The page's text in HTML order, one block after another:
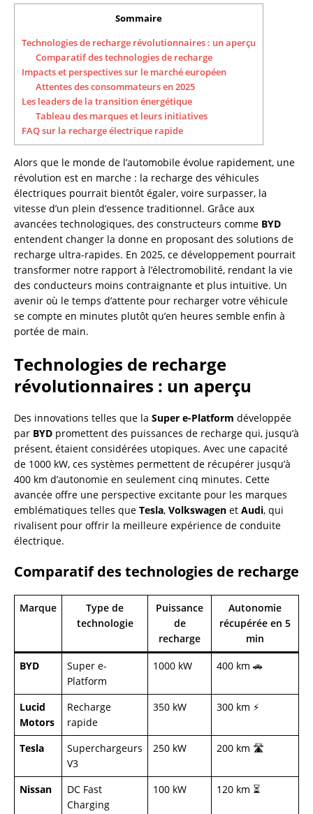
Sommaire
Technologies de recharge révolutionnaires : un aperçu
Comparatif des technologies de recharge
Impacts et perspectives sur le marché européen
Attentes des consommateurs en 2025
Les leaders de la transition énergétique
Tableau des marques et leurs initiatives
FAQ sur la recharge électrique rapide
Alors que le monde de l’automobile évolue rapidement, une
révolution est en marche : la recharge des véhicules
électriques pourrait bientôt égaler, voire surpasser, la
vitesse d’un plein d’essence traditionnel. Grâce aux
avancées technologiques, des constructeurs comme BYD
entendent changer la donne en proposant des solutions de
recharge ultra-rapides. En 2025, ce développement pourrait
transformer notre rapport à l’électromobilité, rendant la vie
des conducteurs moins contraignante et plus intuitive. Un
avenir où le temps d’attente pour recharger votre véhicule
se compte en minutes plutôt qu’en heures semble enfin à
portée de main.
Technologies de recharge
révolutionnaires : un aperçu
Des innovations telles que la Super e-Platform développée
par BYD promettent des puissances de recharge qui, jusqu’à
présent, étaient considérées utopiques. Avec une capacité
de 1000 kW, ces systèmes permettent de récupérer jusqu’à
400 km d’autonomie en seulement cinq minutes. Cette
avancée offre une perspective excitante pour les marques
emblématiques telles que Tesla, Volkswagen et Audi, qui
rivalisent pour offrir la meilleure expérience de conduite
électrique.
Comparatif des technologies de recharge
Marque
Type de
technologie
Puissance
de
recharge
Autonomie
récupérée en 5
min
BYD
Super e-
Platform
1000 kW 400 km 🚗
Lucid
Motors
Recharge
rapide
350 kW 300 km ⚡
Tesla
Superchargeurs
V3
250 kW 200 km 🛣️
Nissan
DC Fast
Charging
100 kW 120 km ⏳